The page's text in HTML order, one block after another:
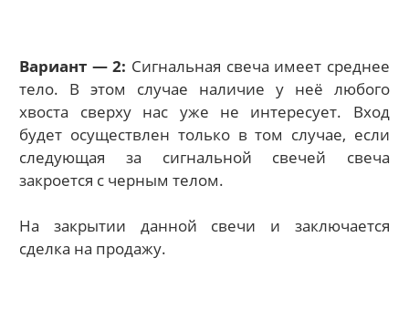
Вариант — 2: Сигнальная свеча имеет среднее
тело. В этом случае наличие у неё любого
хвоста сверху нас уже не интересует. Вход
будет осуществлен только в том случае, если
следующая за сигнальной свечей свеча
закроется с черным телом.
На закрытии данной свечи и заключается
сделка на продажу.